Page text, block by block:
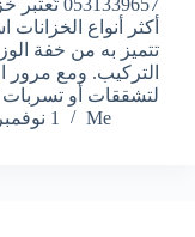
أكثر أنواع
تتميز به من خفة
التركيب. ومع مرور
لتشققات أو
Me
1 نوفمبر، 2025